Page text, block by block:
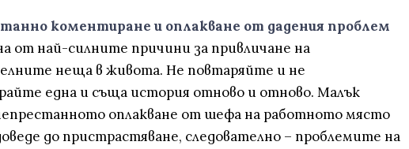
коментиране и оплакване от дадения проблем
от най-силните причини за привличане на
неща в живота. Не повтаряйте и не
една и съща история отново и отново. Малък
оплакване от шефа на работното място
до пристрастяване, следователно – проблемите на